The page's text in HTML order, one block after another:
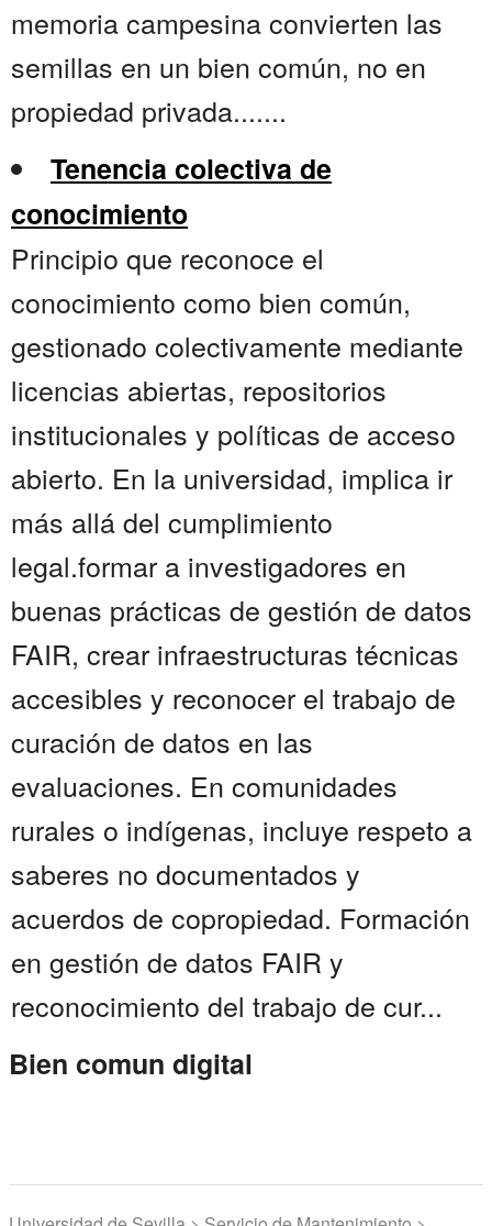
memoria campesina convierten las
semillas en un bien común, no en
propiedad privada.......
Tenencia colectiva de
conocimiento
Principio que reconoce el
conocimiento como bien común,
gestionado colectivamente mediante
licencias abiertas, repositorios
institucionales y políticas de acceso
abierto. En la universidad, implica ir
más allá del cumplimiento
legal.formar a investigadores en
buenas prácticas de gestión de datos
FAIR, crear infraestructuras técnicas
accesibles y reconocer el trabajo de
curación de datos en las
evaluaciones. En comunidades
rurales o indígenas, incluye respeto a
saberes no documentados y
acuerdos de copropiedad. Formación
en gestión de datos FAIR y
reconocimiento del trabajo de cur...
Bien comun digital